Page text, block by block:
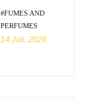
#FUMES AND
PERFUMES
14 Juli, 2026